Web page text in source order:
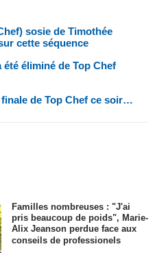
sosie de Timothée
cette séquence
éliminé de Top Chef
de Top Chef ce soir…
Familles nombreuses : "J'ai
pris beaucoup de poids", Marie-
Alix Jeanson perdue face aux
conseils de professionels